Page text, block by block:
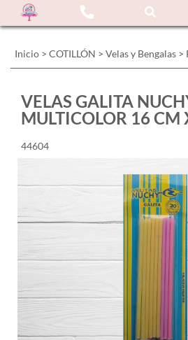
Inicio > COTILLÓN > Velas y Bengalas >
VELAS GALITA
MULTICOLOR 16 CM
44604